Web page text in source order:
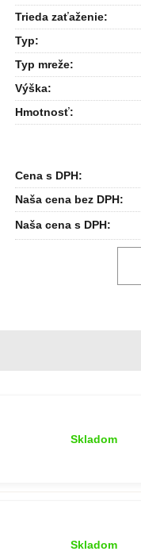
Trieda zaťaženie:
Typ:
Typ mreže:
Výška:
Hmotnosť:
Cena s DPH:
Naša cena bez DPH:
Naša cena s DPH:
Skladom
Skladom